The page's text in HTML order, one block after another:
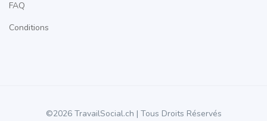
FAQ
Conditions
©2026 TravailSocial.ch | Tous Droits Réservés